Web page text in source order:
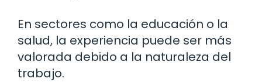
En sectores como la educación o la
salud, la experiencia puede ser más
valorada debido a la naturaleza del
trabajo.